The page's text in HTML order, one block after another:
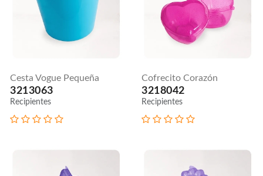
Cesta Vogue Pequeña
3213063
Recipientes
Cofrecito Corazón
3218042
Recipientes